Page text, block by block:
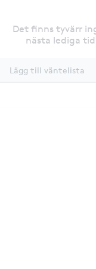
Det finns tyvärr
nästa lediga
Lägg till väntelista